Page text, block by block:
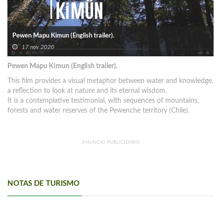
Pewen Mapu Kimun (English trailer).
17 nov 2020
Pewen Mapu Kimun (English trailer).
This film provides a visual metaphor between water and knowledge,
a reflection to look at nature and its eternal wisdom.
It is a contemplative testimonial, with sequences of mountains,
forests and water reserves of the Pewenche territory (Chile).
ANUNCIO PUBLICITARIO
NOTAS DE TURISMO